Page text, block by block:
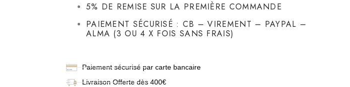
5% DE REMISE SUR LA PREMIÈRE COMMANDE
PAIEMENT SÉCURISÉ : CB – VIREMENT – PAYPAL –
ALMA (3 OU 4 X FOIS SANS FRAIS)
Paiement sécurisé par carte bancaire
LivraisonOfferte dès 400€